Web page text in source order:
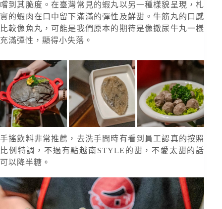
嚐到其脆度。在臺灣常見的蝦丸以另一種樣貌呈現，札
實的蝦肉在口中留下滿滿的彈性及鮮甜。牛筋丸的口感
比較像魚丸，可能是我們原本的期待是像撤尿牛丸一樣
充滿彈性，顯得小失落。
手搖飲料非常推薦，去洗手間時有看到員工認真的按照
比例特調，不過有點越南STYLE的甜，不愛太甜的話
可以降半糖。